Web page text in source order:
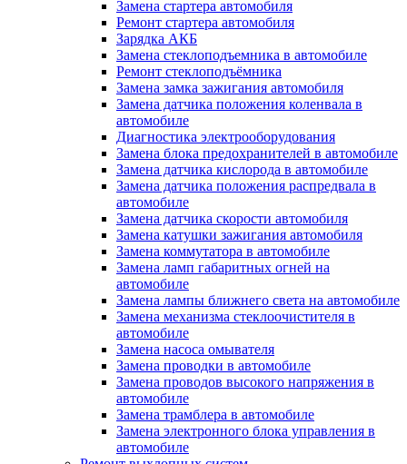
Замена стартера автомобиля
Ремонт стартера автомобиля
Зарядка АКБ
Замена стеклоподъемника в автомобиле
Ремонт стеклоподъёмника
Замена замка зажигания автомобиля
Замена датчика положения коленвала в
автомобиле
Диагностика электрооборудования
Замена блока предохранителей в автомобиле
Замена датчика кислорода в автомобиле
Замена датчика положения распредвала в
автомобиле
Замена датчика скорости автомобиля
Замена катушки зажигания автомобиля
Замена коммутатора в автомобиле
Замена ламп габаритных огней на
автомобиле
Замена лампы ближнего света на автомобиле
Замена механизма стеклоочистителя в
автомобиле
Замена насоса омывателя
Замена проводки в автомобиле
Замена проводов высокого напряжения в
автомобиле
Замена трамблера в автомобиле
Замена электронного блока управления в
автомобиле